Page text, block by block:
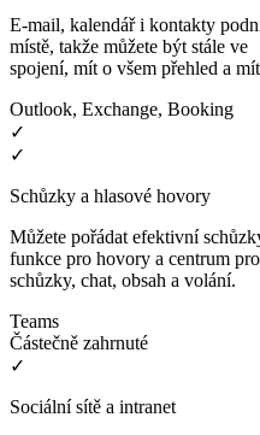
E-mail, kalendář i kontakty
místě, takže můžete být stále ve
spojení, mít o všem přehled a
Outlook, Exchange, Booking
✓
✓
Schůzky a hlasové hovory
Můžete pořádat efektivní
funkce pro hovory a centrum pro
schůzky, chat, obsah a volání.
Teams
Částečně zahrnuté
✓
Sociální sítě a intranet